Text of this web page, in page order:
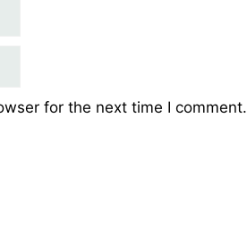
for the next time I comment.